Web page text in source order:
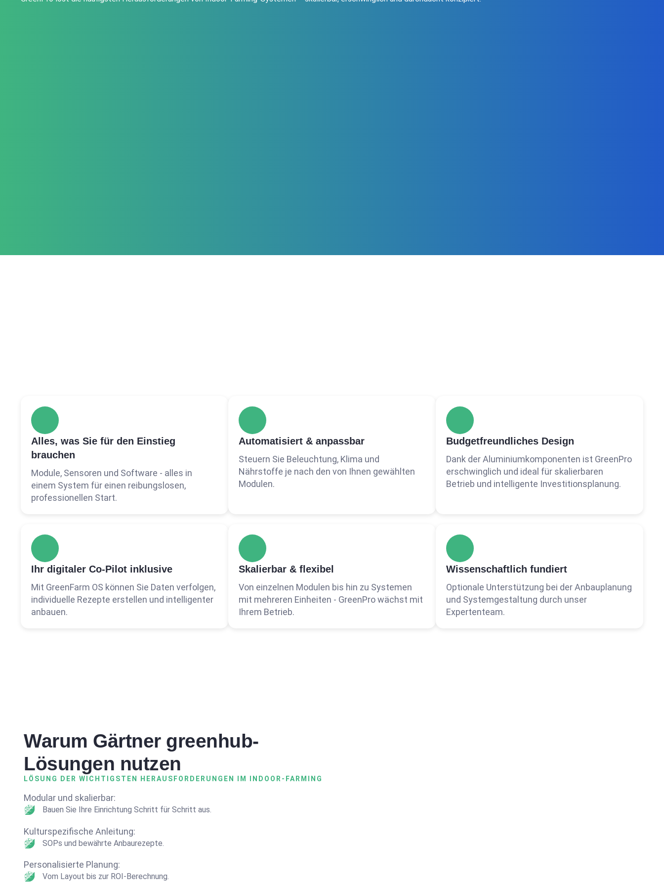
Alles, was Sie für den Einstieg
brauchen
Module, Sensoren und Software - alles in
einem System für einen reibungslosen,
professionellen Start.
Automatisiert & anpassbar
Steuern Sie Beleuchtung, Klima und
Nährstoffe je nach den von Ihnen gewählten
Modulen.
Budgetfreundliches Design
Dank der Aluminiumkomponenten ist GreenPro
erschwinglich und ideal für skalierbaren
Betrieb und intelligente Investitionsplanung.
Ihr digitaler Co-Pilot inklusive
Mit GreenFarm OS können Sie Daten verfolgen,
individuelle Rezepte erstellen und intelligenter
anbauen.
Skalierbar & flexibel
Von einzelnen Modulen bis hin zu Systemen
mit mehreren Einheiten - GreenPro wächst mit
Ihrem Betrieb.
Wissenschaftlich fundiert
Optionale Unterstützung bei der Anbauplanung
und Systemgestaltung durch unser
Expertenteam.
Warum Gärtner greenhub-
Lösungen nutzen
LÖSUNG DER WICHTIGSTEN HERAUSFORDERUNGEN IM INDOOR-FARMING
Modular und skalierbar:
Bauen Sie Ihre Einrichtung Schritt für Schritt aus.
Kulturspezifische Anleitung:
SOPs und bewährte Anbaurezepte.
Personalisierte Planung:
Vom Layout bis zur ROI-Berechnung.